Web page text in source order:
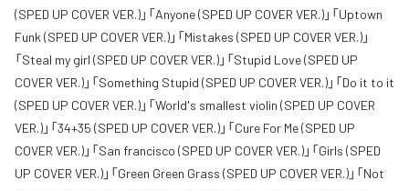
(SPED UP COVER VER.)」「Anyone (SPED UP COVER VER.)」「Uptown
Funk (SPED UP COVER VER.)」「Mistakes (SPED UP COVER VER.)」
「Steal my girl (SPED UP COVER VER.)」「Stupid Love (SPED UP
COVER VER.)」「Something Stupid (SPED UP COVER VER.)」「Do it to it
(SPED UP COVER VER.)」「World's smallest violin (SPED UP COVER
VER.)」「34+35 (SPED UP COVER VER.)」「Cure For Me (SPED UP
COVER VER.)」「San francisco (SPED UP COVER VER.)」「Girls (SPED
UP COVER VER.)」「Green Green Grass (SPED UP COVER VER.)」「Not